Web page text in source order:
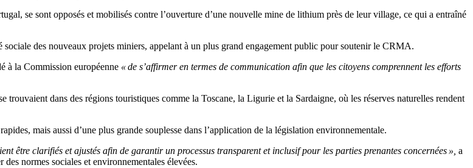
se sont opposés et mobilisés contre l’ouverture d’une nouvelle mine de lithium près de leur village, ce qui a entraîné
des nouveaux projets miniers, appelant à un plus grand engagement public pour soutenir le CRMA.
à la Commission européenne « de s’affirmer en termes de communication afin que les citoyens comprennent les efforts
dans des régions touristiques comme la Toscane, la Ligurie et la Sardaigne, où les réserves naturelles rendent
mais aussi d’une plus grande souplesse dans l’application de la législation environnementale.
être clarifiés et ajustés afin de garantir un processus transparent et inclusif pour les parties prenantes concernées », a
normes sociales et environnementales élevées.